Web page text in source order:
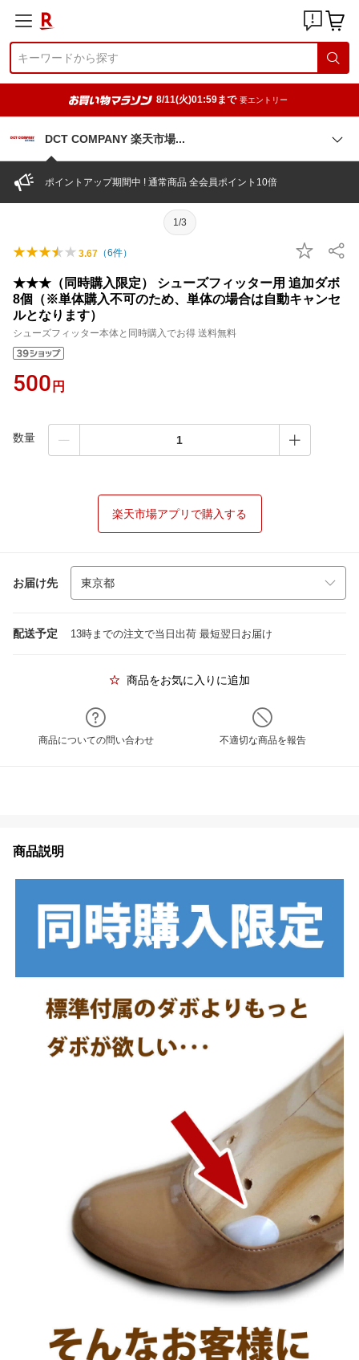
8/11(火)01:59まで 要エントリー
DCT COMPANY 楽天市場
ポイントアップ期間中 ! 通常商品 全会員ポイント10倍
1/3
3.67 （6件）
★★★（同時購入限定） シューズフィッター用 追加ダボ
8個（※単体購入不可のため、単体の場合は自動キャンセ
ルとなります）
シューズフィッター本体と同時購入でお得 送料無料
500 円
数量
楽天市場アプリで購入する
お届け先
配送予定 13時までの注文で当日出荷 最短翌日お届け
商品をお気に入りに追加
商品についての問い合わせ 不適切な商品を報告
商品説明